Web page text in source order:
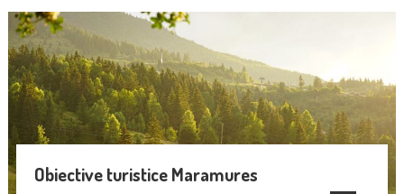
Obiective turistice Maramures